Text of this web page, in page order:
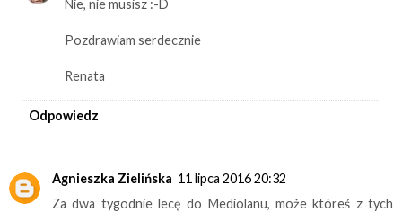
Nie, nie musisz :-D
Pozdrawiam serdecznie
Renata
Odpowiedz
Agnieszka Zielińska 11 lipca 2016 20:32
Za dwa tygodnie lecę do Mediolanu, może któreś z tych